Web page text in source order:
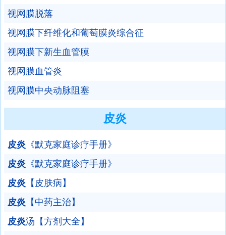
视网膜脱落
视网膜下纤维化和葡萄膜炎综合征
视网膜下新生血管膜
视网膜血管炎
视网膜中央动脉阻塞
皮炎
皮炎 《默克家庭诊疗手册》
皮炎 《默克家庭诊疗手册》
皮炎 【皮肤病】
皮炎 【中药主治】
皮炎汤【方剂大全】